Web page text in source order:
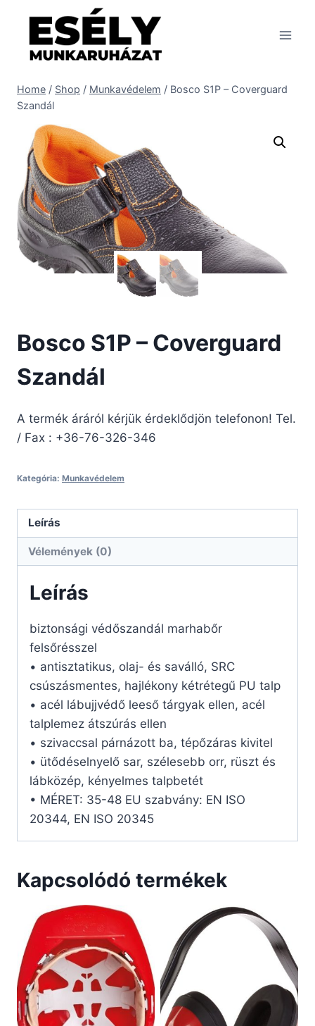
content
Home / Shop / Munkavédelem / Bosco S1P – Coverguard
Szandál
Bosco S1P – Coverguard
Szandál
A termék áráról kérjük érdeklődjön telefonon! Tel.
/ Fax : +36-76-326-346
Kategória: Munkavédelem
Leírás
Vélemények (0)
Leírás
biztonsági védőszandál marhabőr
felsőrésszel
• antisztatikus, olaj- és saválló, SRC
csúszásmentes, hajlékony kétrétegű PU talp
• acél lábujjvédő leeső tárgyak ellen, acél
talplemez átszúrás ellen
• szivaccsal párnázott ba, tépőzáras kivitel
• ütődéselnyelő sar, szélesebb orr, rüszt és
lábközép, kényelmes talpbetét
• MÉRET: 35-48 EU szabvány: EN ISO
20344, EN ISO 20345
Kapcsolódó termékek